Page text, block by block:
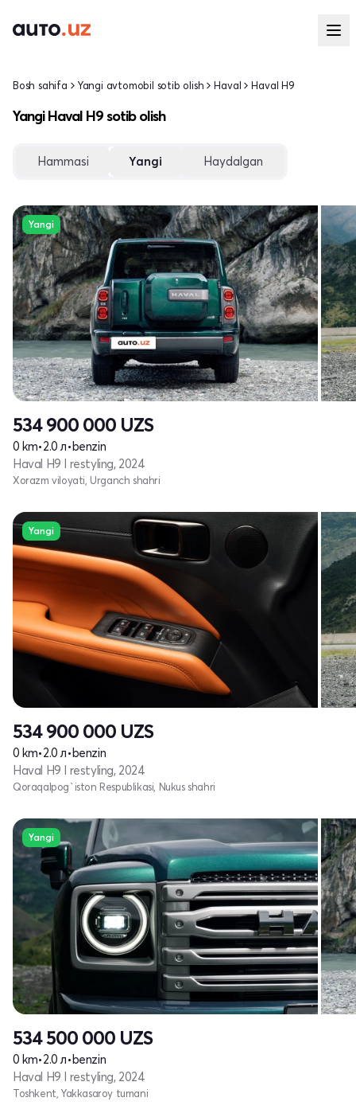
Bosh sahifa Yangi avtomobil sotib olish Haval Haval H9
Yangi Haval H9 sotib olish
Hammasi Yangi Haydalgan
Yangi
534 900 000 UZS
0 km•2.0 л•benzin
Haval H9 I restyling, 2024
Xorazm viloyati, Urganch shahri
Yangi
534 900 000 UZS
0 km•2.0 л•benzin
Haval H9 I restyling, 2024
Qoraqalpog`iston Respublikasi, Nukus shahri
Yangi
534 500 000 UZS
0 km•2.0 л•benzin
Haval H9 I restyling, 2024
Toshkent, Yakkasaroy tumani